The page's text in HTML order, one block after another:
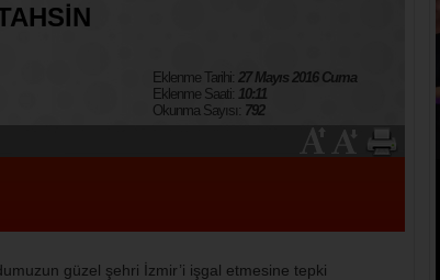
Eklenme Tarihi: 27 Mayıs 2016 Cuma
Eklenme Saati: 10:11
Okunma Sayısı: 792
güzel şehri İzmir’i işgal etmesine tepki